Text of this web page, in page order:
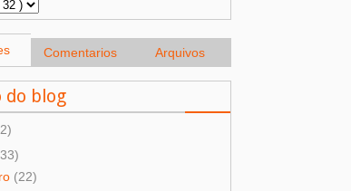
Comentarios Arquivos
do blog
(22)